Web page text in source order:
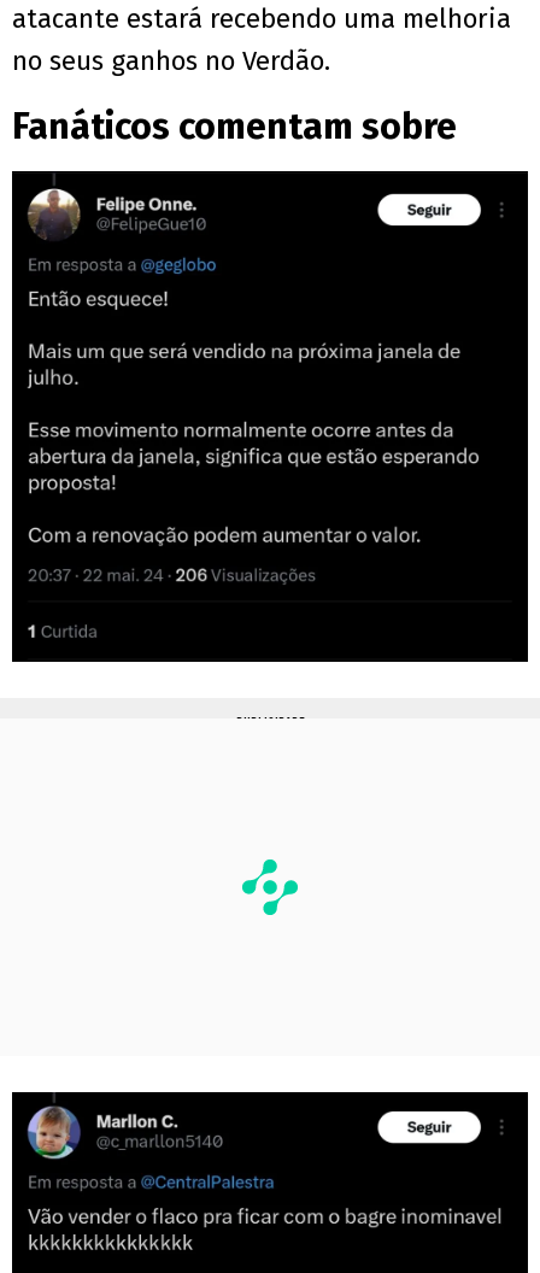
atacante estará recebendo uma melhoria
no seus ganhos no Verdão.
Fanáticos comentam sobre
PUBLICIDADE